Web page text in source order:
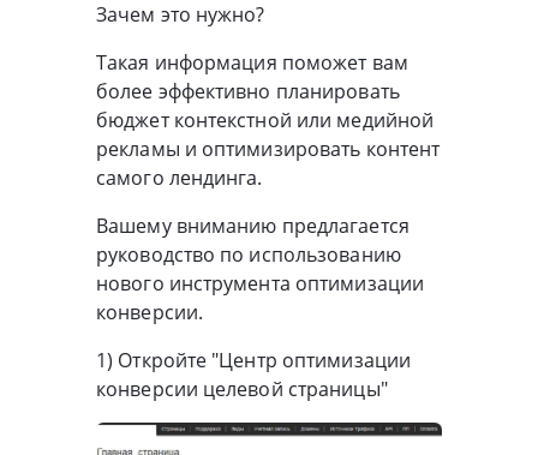
Зачем это нужно?
Такая информация поможет вам
более эффективно планировать
бюджет контекстной или медийной
рекламы и оптимизировать контент
самого лендинга.
Вашему вниманию предлагается
руководство по использованию
нового инструмента оптимизации
конверсии.
1) Откройте "Центр оптимизации
конверсии целевой страницы"